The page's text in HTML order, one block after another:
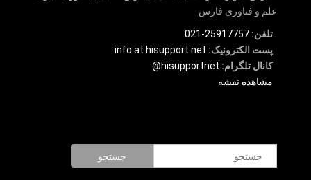
علم و فناوری فارس
تلفن: 25917757-021
پست الکترونیک: info at hisupport.net
کانال تلگرام: hisupportnet@
مشاهده نقشه